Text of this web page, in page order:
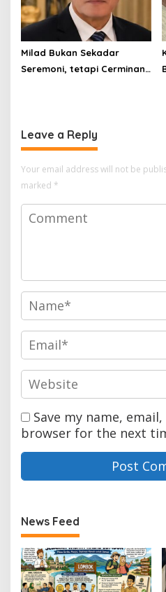
Milad Bukan Sekadar
Seremoni, tetapi Cerminan
Leave a Reply
Your email address will not be
marked *
Save my name,
browser for the next
News Feed